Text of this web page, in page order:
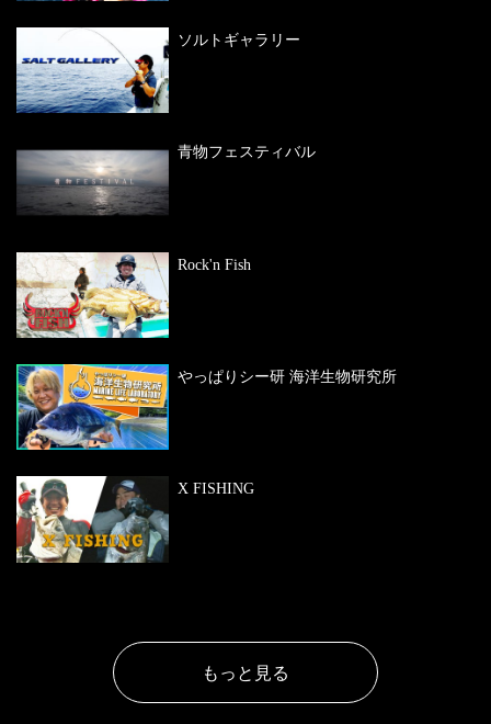
ソルトギャラリー
青物フェスティバル
Rock'n Fish
やっぱりシー研 海洋生物研究所
X FISHING
もっと見る